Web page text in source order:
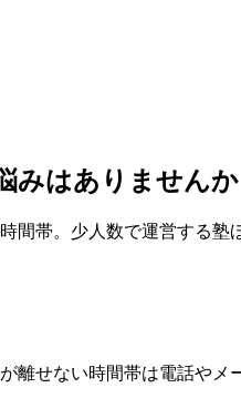
みはありませんか
帯。少人数で運営する塾
離せない時間帯は電話や